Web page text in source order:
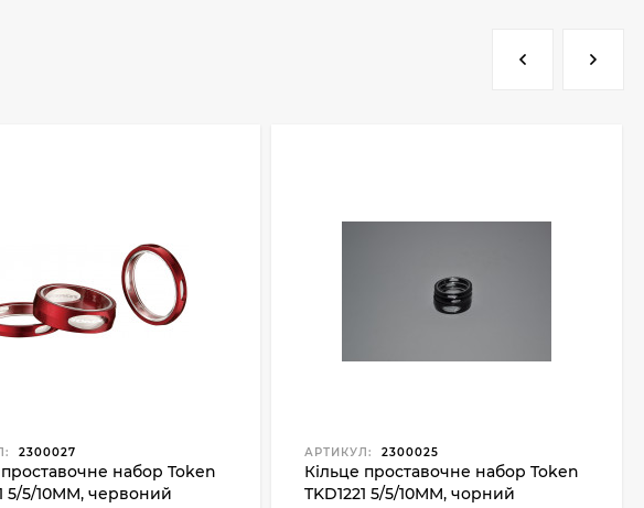
2300027
проставочне набор Token
5/5/10MM, червоний
АРТИКУЛ: 2300025
Кільце проставочне набор Token
TKD1221 5/5/10MM, чорний